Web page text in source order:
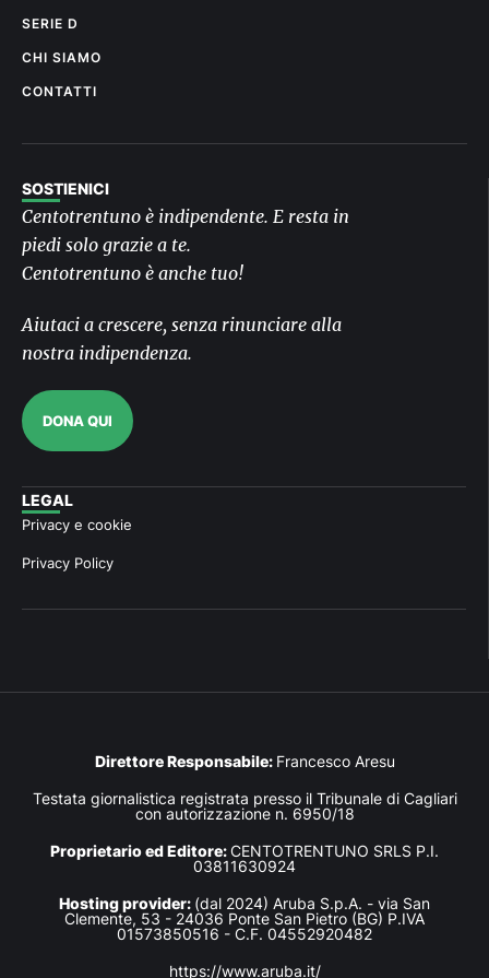
SERIE D
CHI SIAMO
CONTATTI
SOSTIENICI
Centotrentuno è indipendente. E resta in
piedi solo grazie a te.
Centotrentuno è anche tuo!
Aiutaci a crescere, senza rinunciare alla
nostra indipendenza.
DONA QUI
LEGAL
Privacy e cookie
Privacy Policy
Direttore Responsabile: Francesco Aresu
Testata giornalistica registrata presso il Tribunale di Cagliari
con autorizzazione n. 6950/18
Proprietario ed Editore:CENTOTRENTUNO SRLS P.I.
03811630924
Hosting provider: (dal 2024) Aruba S.p.A. - via San
Clemente, 53 - 24036 Ponte San Pietro (BG) P.IVA
01573850516 - C.F. 04552920482
https://www.aruba.it/